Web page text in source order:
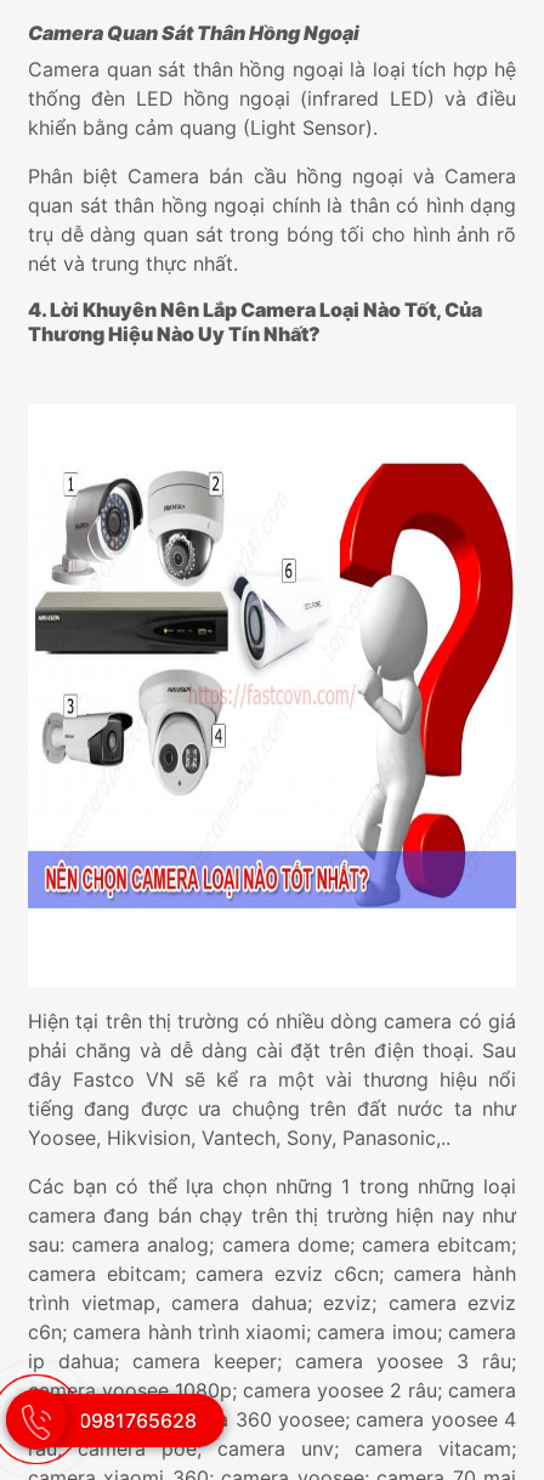
Camera Quan Sát Thân Hồng Ngoại
Camera quan sát thân hồng ngoại là loại tích hợp hệ
thống đèn LED hồng ngoại (infrared LED) và điều
khiển bằng cảm quang (Light Sensor).
Phân biệt Camera bán cầu hồng ngoại và Camera
quan sát thân hồng ngoại chính là thân có hình dạng
trụ dễ dàng quan sát trong bóng tối cho hình ảnh rõ
nét và trung thực nhất.
4. Lời Khuyên Nên Lắp Camera Loại Nào Tốt, Của
Thương Hiệu Nào Uy Tín Nhất?
Hiện tại trên thị trường có nhiều dòng camera có giá
phải chăng và dễ dàng cài đặt trên điện thoại. Sau
đây Fastco VN sẽ kể ra một vài thương hiệu nổi
tiếng đang được ưa chuộng trên đất nước ta như
Yoosee, Hikvision, Vantech, Sony, Panasonic,..
Các bạn có thể lựa chọn những 1 trong những loại
camera đang bán chạy trên thị trường hiện nay như
sau: camera analog; camera dome; camera ebitcam;
camera ebitcam; camera ezviz c6cn; camera hành
trình vietmap, camera dahua; ezviz; camera ezviz
c6n; camera hành trình xiaomi; camera imou; camera
ip dahua; camera keeper; camera yoosee 3 râu;
camera yoosee 1080p; camera yoosee 2 râu; camera
yoosee 5 râu; camera 360 yoosee; camera yoosee 4
râu; camera poe; camera unv; camera vitacam;
0981765628